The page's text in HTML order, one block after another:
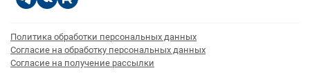
Политика обработки персональных данных
Согласие на обработку персональных данных
Согласие на получение рассылки